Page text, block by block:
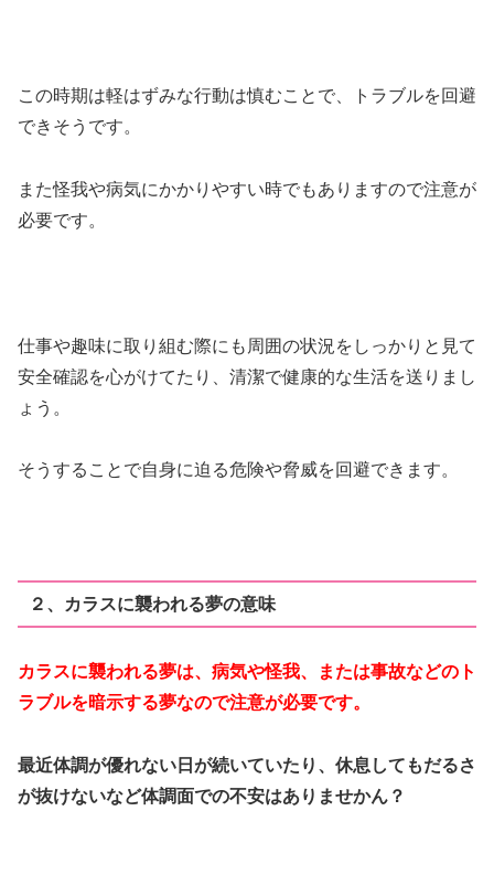
この時期は軽はずみな行動は慎むことで、トラブルを回避
できそうです。
また怪我や病気にかかりやすい時でもありますので注意が
必要です。
仕事や趣味に取り組む際にも周囲の状況をしっかりと見て
安全確認を心がけてたり、清潔で健康的な生活を送りまし
ょう。
そうすることで自身に迫る危険や脅威を回避できます。
２、カラスに襲われる夢の意味
カラスに襲われる夢は、病気や怪我、または事故などのト
ラブルを暗示する夢なので注意が必要です。
最近体調が優れない日が続いていたり、休息してもだるさ
が抜けないなど体調面での不安はありませかん？